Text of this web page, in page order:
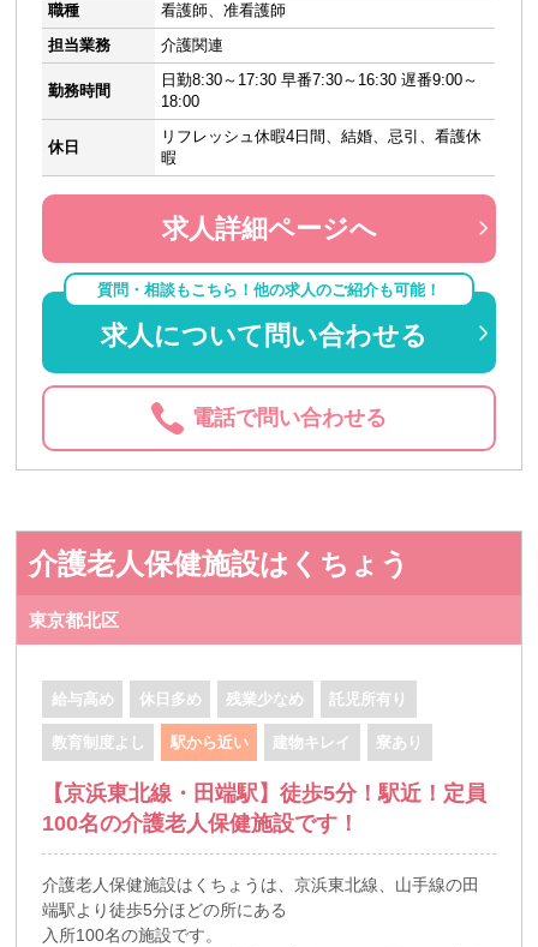
職種
看護師、准看護師
担当業務
介護関連
勤務時間
日勤8:30～17:30 早番7:30～16:30 遅番9:00～
18:00
休日
リフレッシュ休暇4日間、結婚、忌引、看護休
暇
求人詳細ページへ
質問・相談もこちら！他の求人のご紹介も可能！
求人について問い合わせる
電話で問い合わせる
介護老人保健施設はくちょう
東京都北区
給与高め 休日多め 残業少なめ 託児所有り
教育制度よし 駅から近い 建物キレイ 寮あり
【京浜東北線・田端駅】徒歩5分！駅近！定員
100名の介護老人保健施設です！
介護老人保健施設はくちょうは、京浜東北線、山手線の田
端駅より徒歩5分ほどの所にある
入所100名の施設です。